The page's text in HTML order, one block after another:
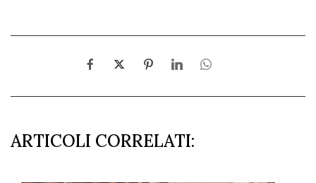
ARTICOLI CORRELATI: